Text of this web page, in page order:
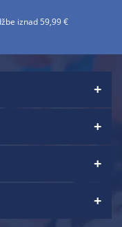
iznad 59,99 €